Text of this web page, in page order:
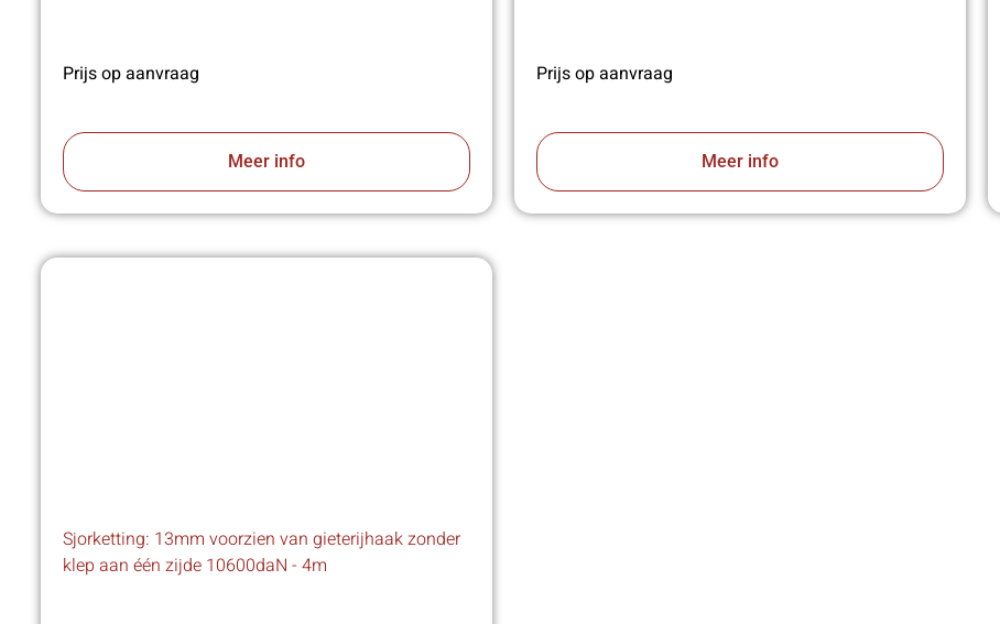
Prijs op aanvraag
Meer info
Prijs op aanvraag
Meer info
Sjorketting: 13mm voorzien van gieterijhaak zonder
klep aan één zijde 10600daN - 4m